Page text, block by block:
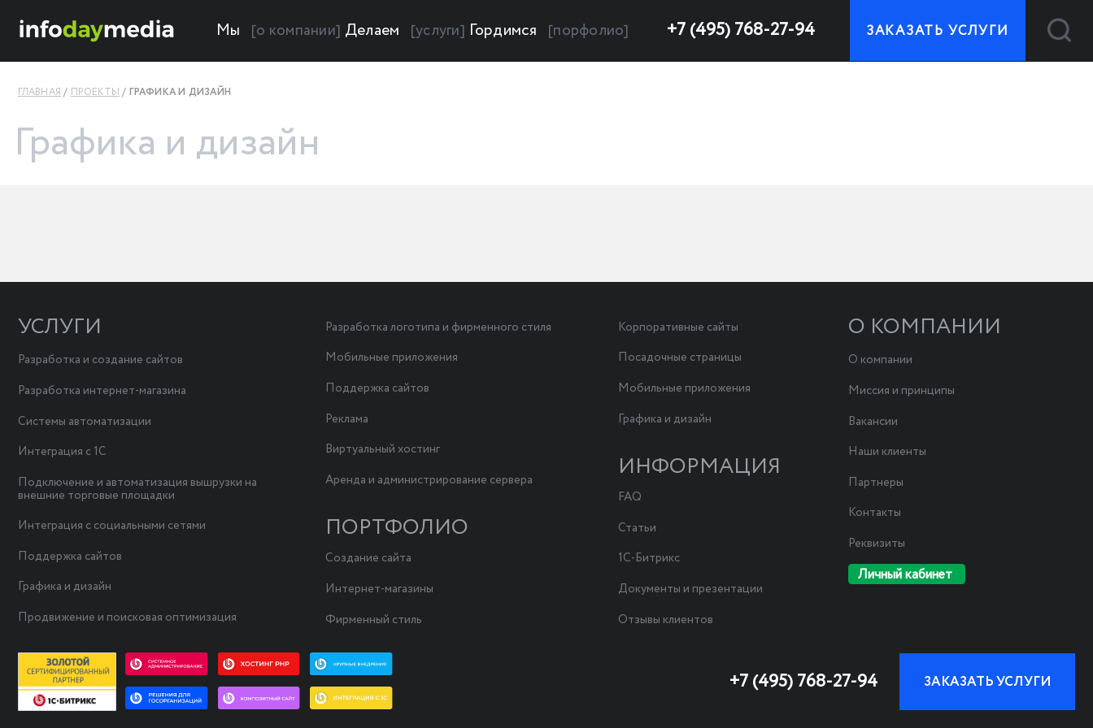
Мы [о компании] Делаем [услуги] Гордимся [порфолио] +7 (495) 768-27-94 ЗАКАЗАТЬ УСЛУГИ
ГЛАВНАЯ ПРОЕКТЫ ГРАФИКА И ДИЗАЙН
Графика и дизайн
УСЛУГИ
Разработка и создание сайтов
Разработка интернет-магазина
Системы автоматизации
Интеграция с 1С
Подключение и автоматизация вышрузки на
внешние торговые площадки
Интеграция с социальными сетями
Поддержка сайтов
Графика и дизайн
Продвижение и поисковая оптимизация
Разработка логотипа и фирменного стиля
Мобильные приложения
Поддержка сайтов
Реклама
Виртуальный хостинг
Аренда и администрирование сервера
ПОРТФОЛИО
Создание сайта
Интернет-магазины
Фирменный стиль
Корпоративные сайты
Посадочные страницы
Мобильные приложения
Графика и дизайн
ИНФОРМАЦИЯ
FAQ
Статьи
1С-Битрикс
Документы и презентации
Отзывы клиентов
О КОМПАНИИ
О компании
Миссия и принципы
Вакансии
Наши клиенты
Партнеры
Контакты
Реквизиты
Личный кабинет
+7 (495) 768-27-94 ЗАКАЗАТЬ УСЛУГИ